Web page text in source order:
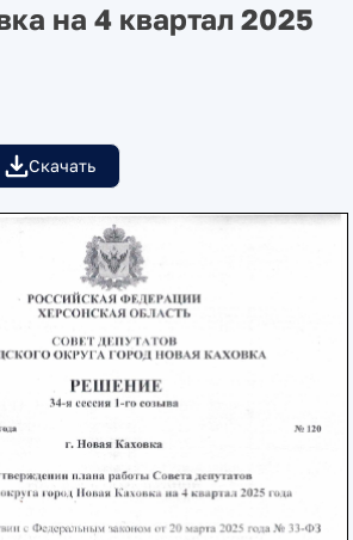
на 4 квартал 2025
Скачать